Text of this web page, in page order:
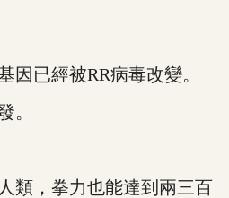
已經被RR病毒改變。
。
，拳力也能達到兩三百